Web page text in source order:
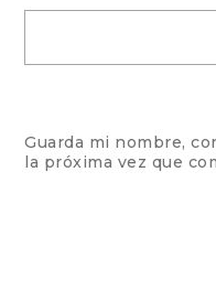
Guarda mi nombre,
la próxima vez que